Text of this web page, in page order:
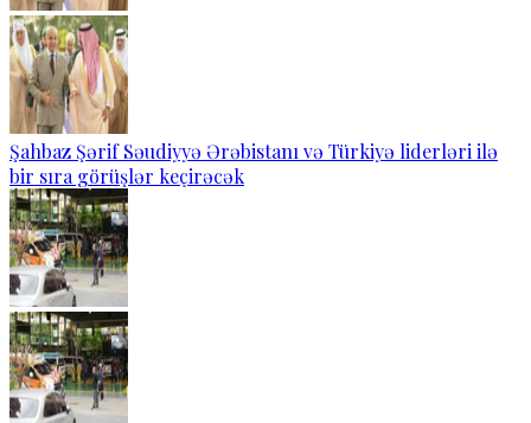
Şahbaz Şərif Səudiyyə Ərəbistanı və Türkiyə liderləri ilə
bir sıra görüşlər keçirəcək